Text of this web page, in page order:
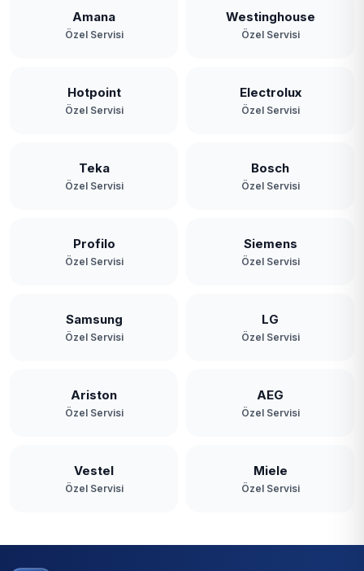
Amana
Özel Servisi
Westinghouse
Özel Servisi
Hotpoint
Özel Servisi
Electrolux
Özel Servisi
Teka
Özel Servisi
Bosch
Özel Servisi
Profilo
Özel Servisi
Siemens
Özel Servisi
Samsung
Özel Servisi
LG
Özel Servisi
Ariston
Özel Servisi
AEG
Özel Servisi
Vestel
Özel Servisi
Miele
Özel Servisi